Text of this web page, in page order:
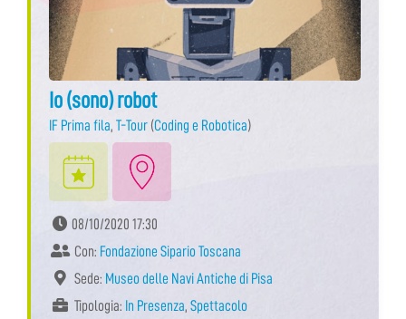
Io (sono) robot
IF Prima fila, T-Tour (Coding e Robotica)
08/10/2020 17:30
Con: Fondazione Sipario Toscana
Sede: Museo delle Navi Antiche di Pisa
Tipologia: In Presenza, Spettacolo